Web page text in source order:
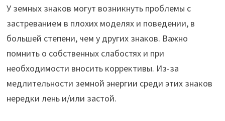
У земных знаков могут возникнуть проблемы с
застреванием в плохих моделях и поведении, в
большей степени, чем у других знаков. Важно
помнить о собственных слабостях и при
необходимости вносить коррективы. Из-за
медлительности земной энергии среди этих знаков
нередки лень и/или застой.